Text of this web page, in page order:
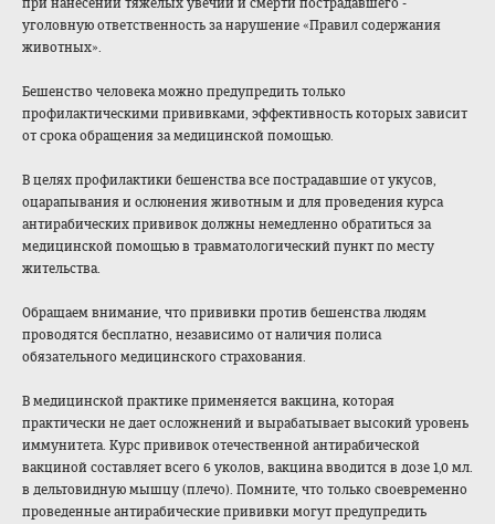
при нанесении тяжелых увечий и смерти пострадавшего -
уголовную ответственность за нарушение «Правил содержания
животных».
Бешенство человека можно предупредить только
профилактическими прививками, эффективность которых зависит
от срока обращения за медицинской помощью.
В целях профилактики бешенства все пострадавшие от укусов,
оцарапывания и ослюнения животным и для проведения курса
антирабических прививок должны немедленно обратиться за
медицинской помощью в травматологический пункт по месту
жительства.
Обращаем внимание, что прививки против бешенства людям
проводятся бесплатно, независимо от наличия полиса
обязательного медицинского страхования.
В медицинской практике применяется вакцина, которая
практически не дает осложнений и вырабатывает высокий уровень
иммунитета. Курс прививок отечественной антирабической
вакциной составляет всего 6 уколов, вакцина вводится в дозе 1,0 мл.
в дельтовидную мышцу (плечо). Помните, что только своевременно
проведенные антирабические прививки могут предупредить